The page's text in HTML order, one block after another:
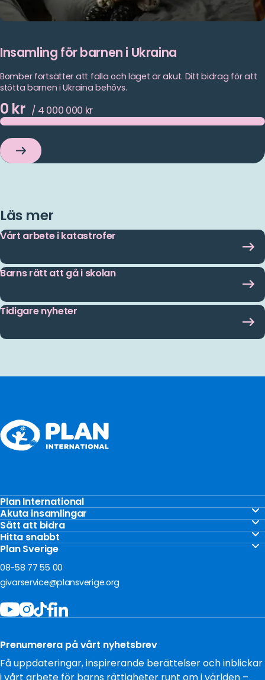
Insamling för barnen i Ukraina
Bomber fortsätter att falla och läget är akut. Ditt bidrag för att
stötta barnen i Ukraina behövs.
0 kr / 4 000 000 kr
Insamling
för
Läs mer
Vårt arbete i katastrofer
Barns rätt att gå i skolan
Tidigare nyheter
Plan International
Stöd barnen
Vårt arbete
För företag
Om oss
Akuta insamlingar
Akut insamling Gaza
Akut insamling Ukraina
Sätt att bidra
Gåvoshop
Ge en gåva
Bli månadsgivare
Starta egen insamling
Bidra som företag
Testamentera
Hitta snabbt
Kontakta oss
Frågor och svar
Jobba hos oss
Policys och villkor
Tillgänglighet
Cookies
Plan Sverige
08-58 77 55 00
givarservice@plansverige.org
Prenumerera på vårt nyhetsbrev
Få uppdateringar, inspirerande berättelser och inblickar